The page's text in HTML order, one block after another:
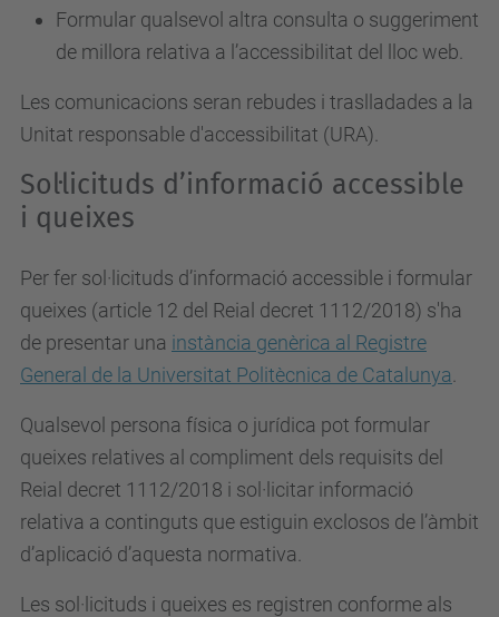
Formular qualsevol altra consulta o suggeriment
de millora relativa a l’accessibilitat del lloc web.
Les comunicacions seran rebudes i traslladades a la
Unitat responsable d'accessibilitat (URA).
Sol·licituds d’informació accessible
i queixes
Per fer sol·licituds d’informació accessible i formular
queixes (article 12 del Reial decret 1112/2018) s'ha
de presentar una instància genèrica al Registre
General de la Universitat Politècnica de Catalunya
Qualsevol persona física o jurídica pot formular
queixes relatives al compliment dels requisits del
Reial decret 1112/2018 i sol·licitar informació
relativa a continguts que estiguin exclosos de l’àmbit
d’aplicació d’aquesta normativa.
Les sol·licituds i queixes es registren conforme als